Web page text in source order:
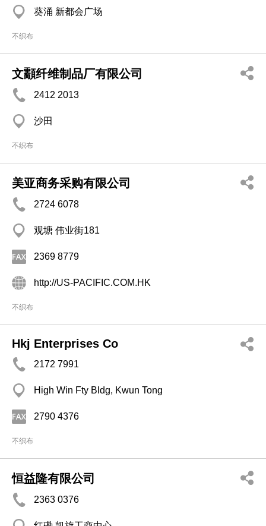
葵涌 新都会广场
不织布
文顬纤维制品厂有限公司
2412 2013
沙田
不织布
美亚商务采购有限公司
2724 6078
观塘 伟业街181
2369 8779
http://US-PACIFIC.COM.HK
不织布
Hkj Enterprises Co
2172 7991
High Win Fty Bldg, Kwun Tong
2790 4376
不织布
恒益隆有限公司
2363 0376